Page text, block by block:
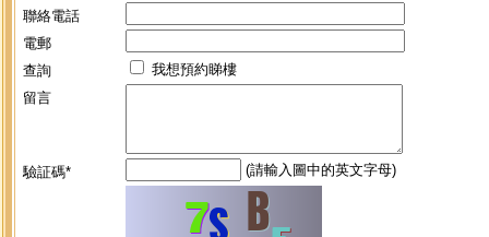
聯絡電話
電郵
查詢
我想預約睇樓
留言
驗証碼* (請輸入圖中的英文字母)